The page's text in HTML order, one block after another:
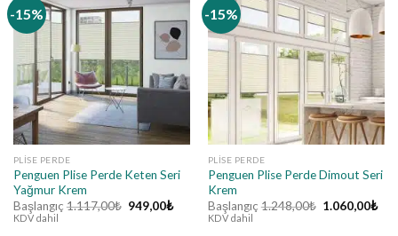
-15%
PLISE PERDE
Penguen Plise Perde Keten Seri
Yağmur Krem
Başlangıç 1.117,00₺ Orijinal
fiyat:
949,00₺Şu
KDV dahil
-15%
PLISE PERDE
Penguen Plise Perde Dimout Seri
Krem
Başlangıç 1.248,00₺ Orijinal
1.060,00₺Şu
KDV dahil